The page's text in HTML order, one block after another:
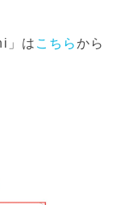
」は こちらから